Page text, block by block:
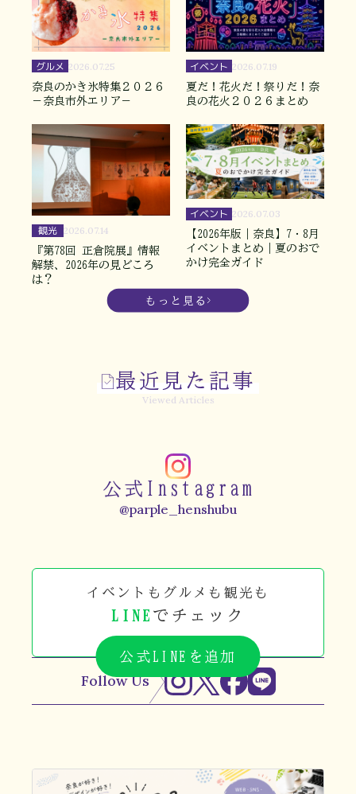
グルメ 2026.07.25
奈良のかき氷特集２０２６
－奈良市外エリア－
イベント 2026.07.19
夏だ！花火だ！祭りだ！奈
良の花火２０２６まとめ
観光 2026.07.14
『第78回 正倉院展』情報
解禁、2026年の見どころ
は？
イベント 2026.07.03
【2026年版｜奈良】7・8月
イベントまとめ｜夏のおで
かけ完全ガイド
もっと見る
最近見た記事
Viewed Articles
公式Instagram
@parple_henshubu
イベントもグルメも観光も
LINE でチェック
公式LINEを追加
Follow Us